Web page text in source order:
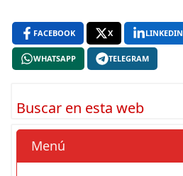
FACEBOOK X LINKEDIN
WHATSAPP TELEGRAM
Buscar en esta web
Menú